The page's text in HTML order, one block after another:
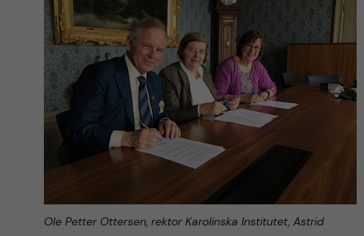
Ole Petter Ottersen, rektor Karolinska Institutet, Astrid